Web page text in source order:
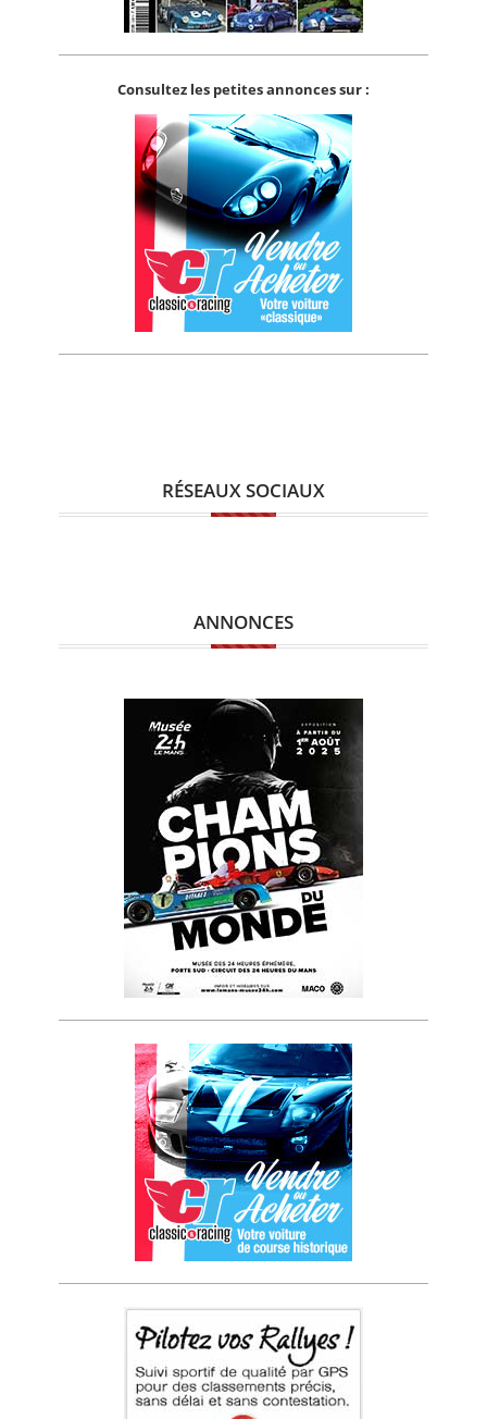
Consultez les petites annonces sur :
RÉSEAUX SOCIAUX
ANNONCES